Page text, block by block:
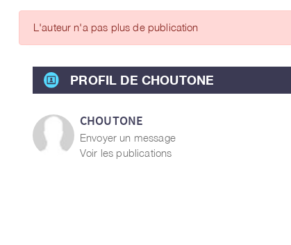
ARTICLES DES MEMBRES
PROFIL DE CHOUTONE
CHOUTONE
Envoyer un message
Voir les publications
L'auteur n'a pas plus de publication